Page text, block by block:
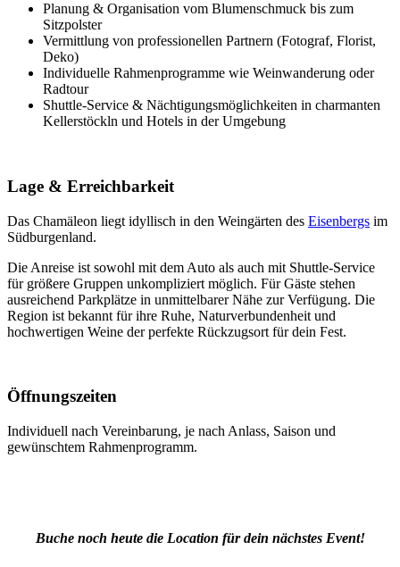
Planung & Organisation vom Blumenschmuck bis zum
Sitzpolster
Vermittlung von professionellen Partnern (Fotograf, Florist,
Deko)
Individuelle Rahmenprogramme wie Weinwanderung oder
Radtour
Shuttle-Service & Nächtigungsmöglichkeiten in charmanten
Kellerstöckln und Hotels in der Umgebung
Lage & Erreichbarkeit
Das Chamäleon liegt idyllisch in den Weingärten des Eisenbergs im
Südburgenland.
Die Anreise ist sowohl mit dem Auto als auch mit Shuttle-Service
für größere Gruppen unkompliziert möglich. Für Gäste stehen
ausreichend Parkplätze in unmittelbarer Nähe zur Verfügung. Die
Region ist bekannt für ihre Ruhe, Naturverbundenheit und
hochwertigen Weine der perfekte Rückzugsort für dein Fest.
Öffnungszeiten
Individuell nach Vereinbarung, je nach Anlass, Saison und
gewünschtem Rahmenprogramm.
Buche noch heute die Location für dein nächstes Event!